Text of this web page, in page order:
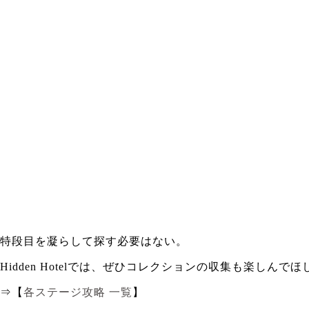
特段目を凝らして探す必要はない。
Hidden Hotelでは、ぜひコレクションの収集も楽しんでほ
⇒【 各ステージ攻略 一覧 】